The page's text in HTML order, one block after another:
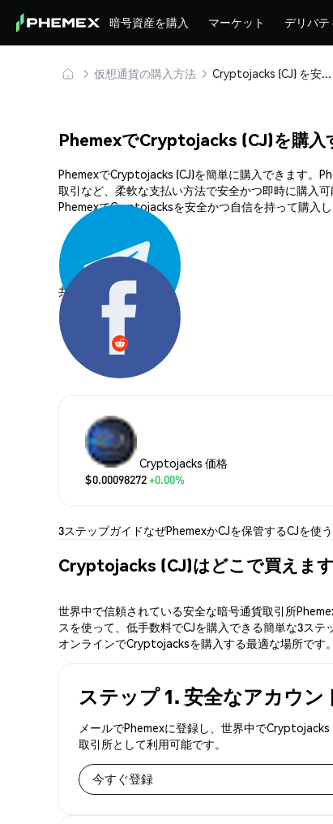
暗号資産を購入 マーケット デリバテ
仮想通貨の購入方法 Cryptojacks (CJ) を安全に購入・保管
PhemexでCryptojacks (CJ)を購入
PhemexでCryptojacks (CJ)を簡単に購入できます。
取引など、柔軟な支払い方法で安全かつ即時に購入
PhemexでCryptojacksを安全かつ自信を持って購入し
共有する:
Cryptojacks 価格
$0.00098272+0.00%
3ステップガイドなぜPhemexかCJを保管するCJを使う
Cryptojacks (CJ)はどこで買えま
世界中で信頼されている安全な暗号通貨取引所
スを使って、低手数料でCJを購入できる簡単な3ス
オンラインでCryptojacksを購入する最適な場所です。
ステップ 1. 安全なアカウン
メールでPhemexに登録し、世界中で
取引所として利用可能です。
今すぐ登録